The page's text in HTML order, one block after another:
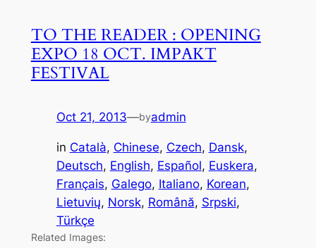
TO THE READER : OPENING
EXPO 18 OCT. IMPAKT
FESTIVAL
Oct 21, 2013—byadmin
in Català, Chinese, Czech, Dansk
Deutsch, English, Español, Euskera
Français, Galego, Italiano, Korean
Lietuvių, Norsk, Română, Srpski
Türkçe
Related Images: